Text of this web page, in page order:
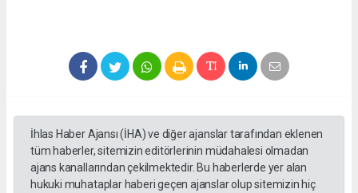
İhlas Haber Ajansı (İHA) ve diğer ajanslar tarafından eklenen
tüm haberler, sitemizin editörlerinin müdahalesi olmadan
ajans kanallarından çekilmektedir. Bu haberlerde yer alan
hukuki muhataplar haberi geçen ajanslar olup sitemizin hiç